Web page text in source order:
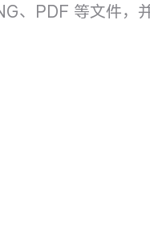
、PDF 等文件，